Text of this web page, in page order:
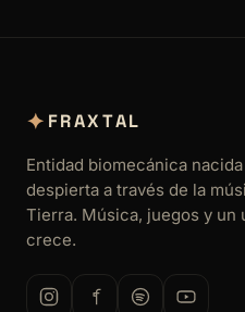
✦ FRAXTAL
Entidad biomecánica
despierta a través de la
Tierra. Música, juegos y un
crece.